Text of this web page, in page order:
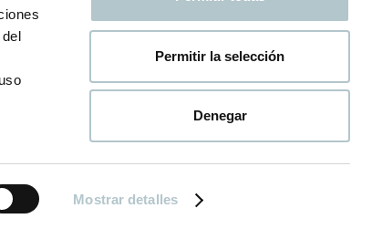
Mostrar detalles
Permitir la selección
Denegar